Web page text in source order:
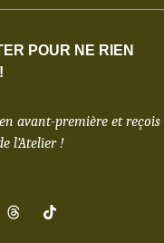
POUR NE RIEN
avant-première et reçois
l’Atelier !